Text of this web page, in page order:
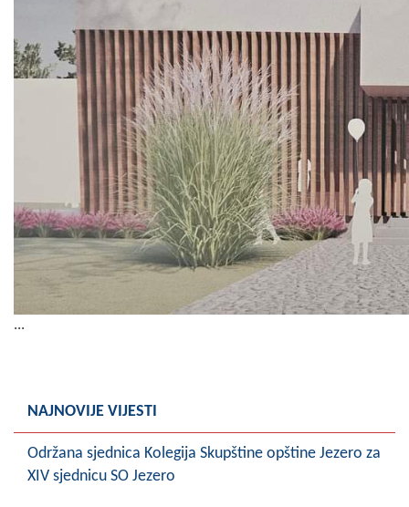
...
NAJNOVIJE VIJESTI
Održana sjednica Kolegija Skupštine opštine Jezero za
XIV sjednicu SO Jezero